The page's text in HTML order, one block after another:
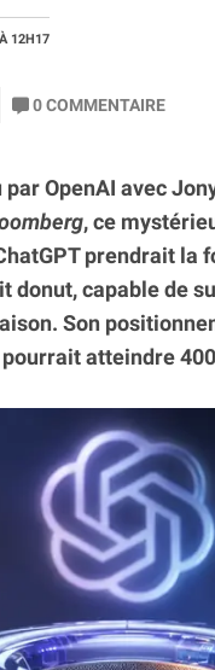
À 12H17
0COMMENTAIRE
OpenAI avec
, ce
prendrait la
donut, capable de
Son
atteindre